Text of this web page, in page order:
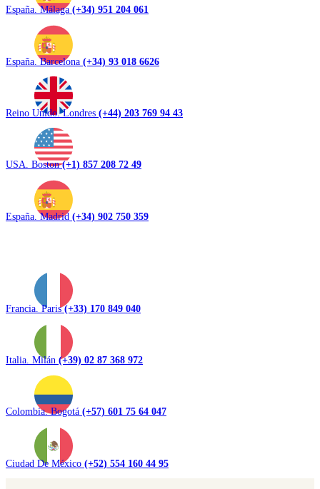
España. Málaga (+34) 951 204 061
España. Barcelona (+34) 93 018 6626
Reino Unido. Londres (+44) 203 769 94 43
USA. Boston(+1) 857 208 72 49
España. Madrid (+34) 902 750 359
Francia. Paris(+33) 170 849 040
Italia. Milán (+39) 02 87 368 972
Colombia. Bogotá (+57) 601 75 64 047
Ciudad De México (+52) 554 160 44 95